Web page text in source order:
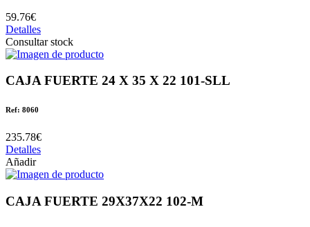
59.76€
Detalles
Consultar stock
CAJA FUERTE 24 X 35 X 22 101-SLL
Ref: 8060
235.78€
Detalles
Añadir
CAJA FUERTE 29X37X22 102-M